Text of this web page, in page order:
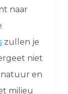
naar
zullen je
niet
en
milieu